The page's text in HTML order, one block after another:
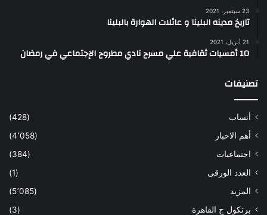
23 سبتمبر، 2021
تاريخ مدينه البلينا و عائلات الهوارة بالبلينا
21 أبريل، 2021
10 أمسيات ثقافية علي مسرح نادي مطروح الإجتماعي في رمضان
تصنيفات
أنساب
(428)
أهم الاخبار
(4٬058)
اجتماعيات
(384)
العدد الورقى
(1)
المزيد
(5٬085)
برتكول ج القاهرة
(3)